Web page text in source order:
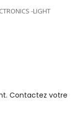
-LIGHT
Contactez votre